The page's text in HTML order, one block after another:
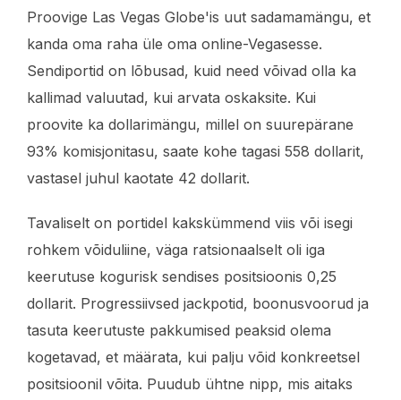
Proovige Las Vegas Globe'is uut sadamamängu, et
kanda oma raha üle oma online-Vegasesse.
Sendiportid on lõbusad, kuid need võivad olla ka
kallimad valuutad, kui arvata oskaksite. Kui
proovite ka dollarimängu, millel on suurepärane
93% komisjonitasu, saate kohe tagasi 558 dollarit,
vastasel juhul kaotate 42 dollarit.
Tavaliselt on portidel kakskümmend viis või isegi
rohkem võiduliine, väga ratsionaalselt oli iga
keerutuse kogurisk sendises positsioonis 0,25
dollarit. Progressiivsed jackpotid, boonusvoorud ja
tasuta keerutuste pakkumised peaksid olema
kogetavad, et määrata, kui palju võid konkreetsel
positsioonil võita. Puudub ühtne nipp, mis aitaks